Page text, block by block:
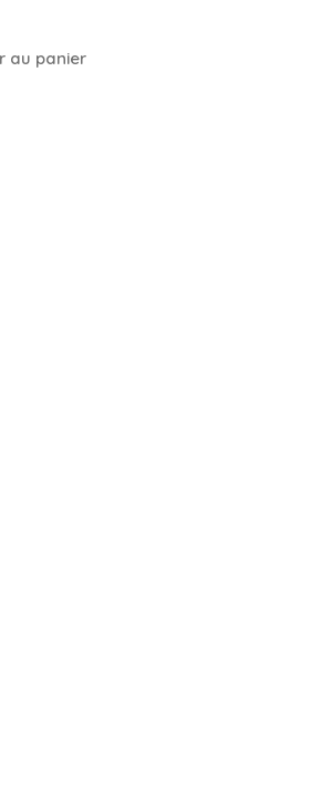
au panier